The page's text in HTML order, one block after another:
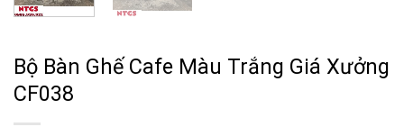
Bộ Bàn Ghế Cafe Màu Trắng Giá Xưởng
CF038